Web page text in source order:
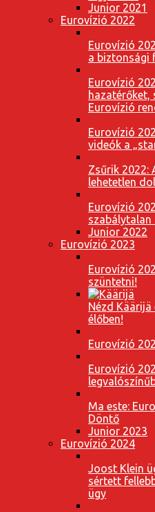
Junior 2021
Eurovízió 2022
Eurovízió
a biztonsági
Eurovízió
hazatérőket,
Eurovízió
Eurovízió
videók a
Zsűrik 2022:
lehetetlen
Eurovízió
Junior 2022
Eurovízió 2023
Eurovízió
szüntetni!
Nézd Käärijä
élőben!
Eurovízió
Eurovízió
Ma este:
Döntő
Junior 2023
Eurovízió 2024
Joost Klein
sértett
ügy